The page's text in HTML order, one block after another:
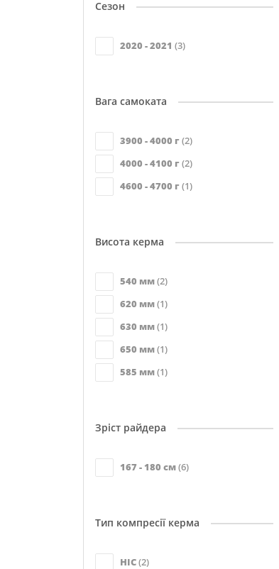
Сезон
2020 - 2021 (3)
Вага самоката
3900 - 4000 г (2)
4000 - 4100 г (2)
4600 - 4700 г (1)
Висота керма
540 мм(2)
620 мм(1)
630 мм(1)
650 мм(1)
585 мм(1)
Зріст райдера
167 - 180 см(6)
Тип компресії керма
HIC(2)